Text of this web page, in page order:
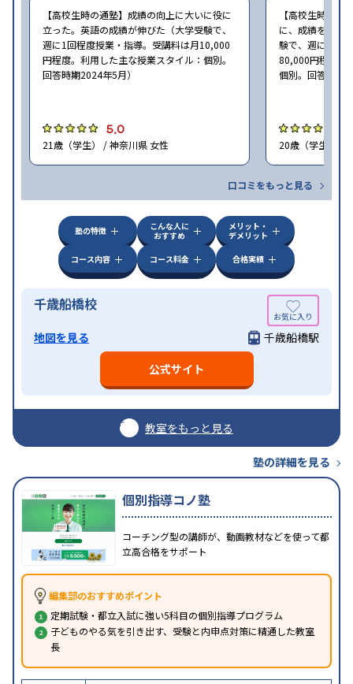
【高校生時の通塾】成績の向上に大いに役に
立った。英語の成績が伸びた（大学受験で、
週に1回程度授業・指導。受講料は月10,000
円程度。利用した主な授業スタイル：個別。
回答時期2024年5月）
5.0
21歳（学生） / 神奈川県 女性
【高校生時の通
に、成績をアッ
験で、週に2回
80,000円程度。
個別。回答時期
20歳（学生） /
口コミをもっと見る
塾の特徴
こんな人に
おすすめ
メリット・
デメリット
コース内容
コース料金 合格実績
千歳船橋校
地図を見る
千歳船橋駅
公式サイト
教室をもっと見る
塾の詳細を見る
個別指導コノ塾
コーチング型の講師が、動画教材などを使って都
立高合格をサポート
編集部のおすすめポイント
定期試験・都立入試に強い5科目の個別指導プログラム
子どものやる気を引き出す、受験と内申点対策に精通した教室
長